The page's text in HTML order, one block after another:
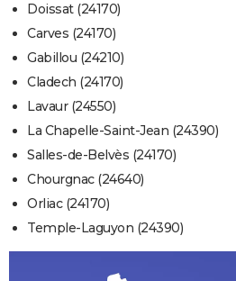
Doissat (24170)
Carves (24170)
Gabillou (24210)
Cladech (24170)
Lavaur (24550)
La Chapelle-Saint-Jean (24390)
Salles-de-Belvès (24170)
Chourgnac (24640)
Orliac (24170)
Temple-Laguyon (24390)